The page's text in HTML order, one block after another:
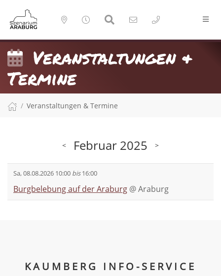
Veranstaltungen &
Termine
Veranstaltungen & Termine
< Februar 2025 >
Sa, 08.08.2026 10:00 bis16:00
Burgbelebung auf der Araburg @Araburg
KAUMBERG INFO-SERVICE